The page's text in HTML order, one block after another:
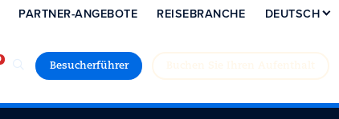
Besucherführer
PARTNER-ANGEBOTE REISEBRANCHE DEUTSCH